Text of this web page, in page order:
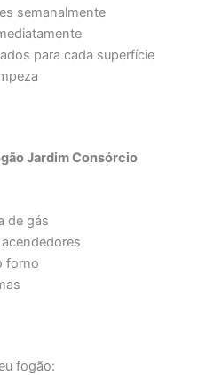
semanalmente
para cada superfície
Jardim Consórcio
de gás
forno
fogão: